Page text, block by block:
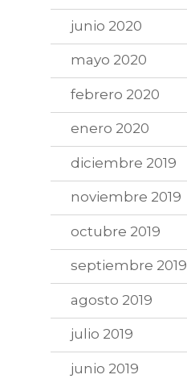
junio 2020
mayo 2020
febrero 2020
enero 2020
diciembre 2019
noviembre 2019
octubre 2019
septiembre 2019
agosto 2019
julio 2019
junio 2019